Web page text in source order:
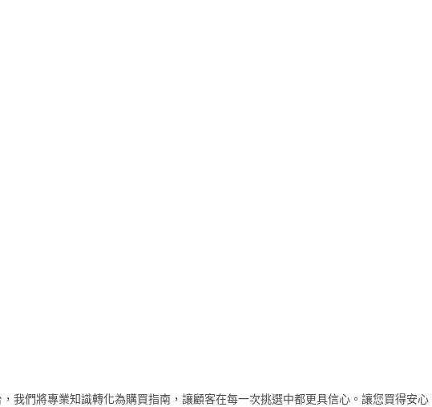
們將專業知識轉化為購買指南，讓顧客在每一次挑選中都更具信心。讓您買得安